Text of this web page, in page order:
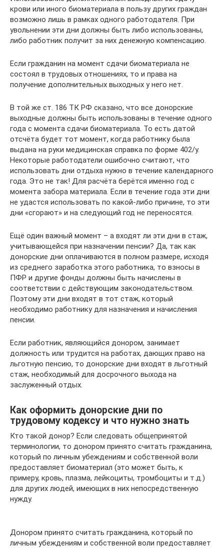
крови или иного биоматериала в пользу других граждан
возможно лишь в рамках одного работодателя. При
увольнении эти дни должны быть либо использованы,
либо работник получит за них денежную компенсацию.
Если гражданин на момент сдачи биоматериала не
состоял в трудовых отношениях, то и права на
получение дополнительных выходных у него нет.
В той же ст. 186 ТК РФ сказано, что все донорские
выходные должны быть использованы в течение одного
года с момента сдачи биоматериала. То есть датой
отсчёта будет тот момент, когда работнику была
выдана на руки медицинская справка по форме 402/у.
Некоторые работодатели ошибочно считают, что
использовать дни отдыха нужно в течение календарного
года. Это не так! Для расчёта берётся именно год с
момента забора материала. Если в течение года эти дни
не удастся использовать по какой-либо причине, то эти
дни «сгорают» и на следующий год не переносятся.
Ещё один важный момент – а входят ли эти дни в стаж,
учитывающейся при назначении пенсии? Да, так как
донорские дни оплачиваются в полном размере, исходя
из среднего заработка этого работника, то взносы в
ПФР и другие фонды должны быть начислены в
соответствии с действующим законодательством.
Поэтому эти дни входят в тот стаж, который
необходимо работнику для назначения и начисления
пенсии.
Если работник, являющийся донором, занимает
должность или трудится на работах, дающих право на
льготную пенсию, то донорские дни входят в льготный
стаж, необходимый для досрочного выхода на
заслуженный отдых.
Как оформить донорские дни по
трудовому кодексу и что нужно знать
Кто такой донор? Если следовать общепринятой
терминологии, то донором принято считать гражданина,
который по личным убеждениям и собственной воли
предоставляет биоматериал (это может быть, к
примеру, кровь, плазма, лейкоциты, тромбоциты и т.д.)
для других людей, имеющих в них непосредственную
нужду.
Донором принято считать гражданина, который по
личным убеждениям и собственной воли предоставляет